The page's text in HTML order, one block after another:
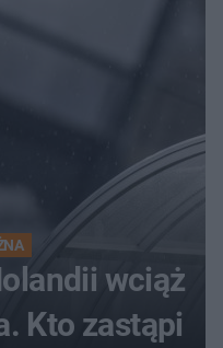
wciąż
Kto zastąpi